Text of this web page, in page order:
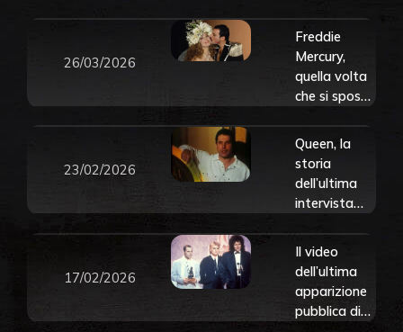
foto del
concerto
entrato nella
storia
26/03/2026
Freddie
Mercury,
quella volta
che si sposò
giorno” con
Jane
Seymour.
Scopri la
storia
23/02/2026
Queen, la
storia
dell’ultima
intervista
Freddie
Mercury.
Guarda il
video
integrale
17/02/2026
Il video
dell’ultima
apparizione
pubblica di